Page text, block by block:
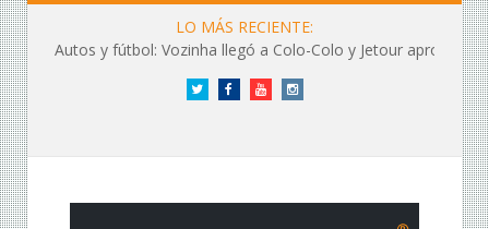
LO MÁS RECIENTE:
Autos y fútbol: Vozinha llegó a Colo-Colo y Jetour aprovechó los flashes
Twitter FacebookYouTubeInstagram